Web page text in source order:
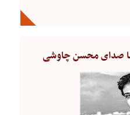
صدای محسن چاوشی